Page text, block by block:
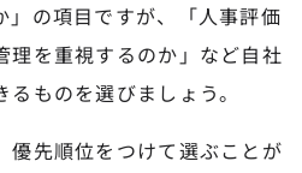
」の項目ですが、「人事評価
理を重視するのか」など自社
ものを選びましょう。
優先順位をつけて選ぶことが